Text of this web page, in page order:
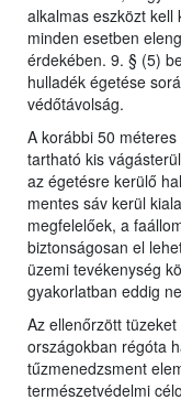
alkalmas eszközt kell
minden esetben
érdekében. 9. § (5)
hulladék égetése
védőtávolság.
A korábbi 50
tartható kis
az égetésre kerülő
mentes sáv kerül
megfelelőek, a
biztonságosan el
üzemi tevékenység
gyakorlatban eddig
Az ellenőrzött
országokban régóta
tűzmenedzsment
természetvédelmi